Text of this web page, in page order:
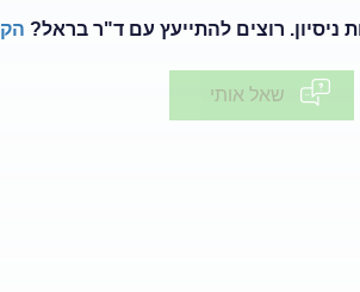
שאל אותי